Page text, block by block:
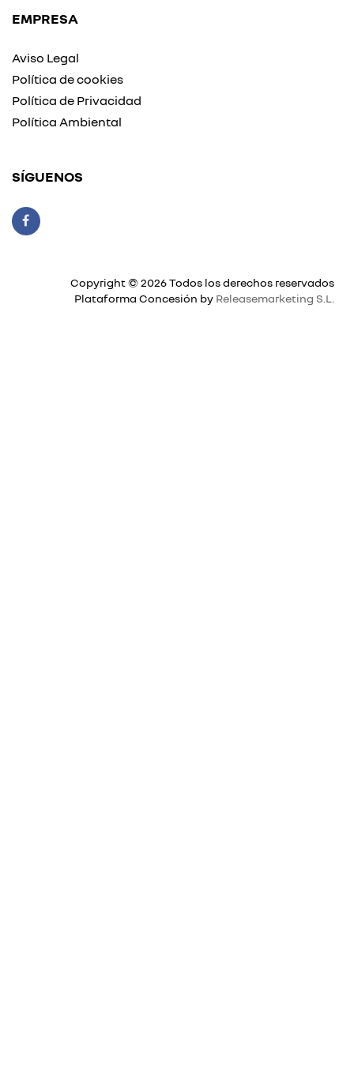
EMPRESA
Aviso Legal
Política de cookies
Política de Privacidad
Política Ambiental
SÍGUENOS
Copyright © 2026 Todos los derechos reservados
Plataforma Concesión by Releasemarketing S.L.